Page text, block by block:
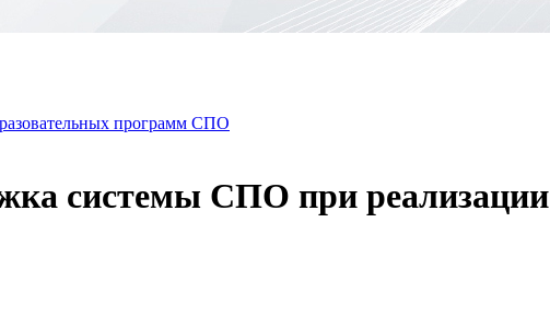
программ СПО
системы СПО при реализации